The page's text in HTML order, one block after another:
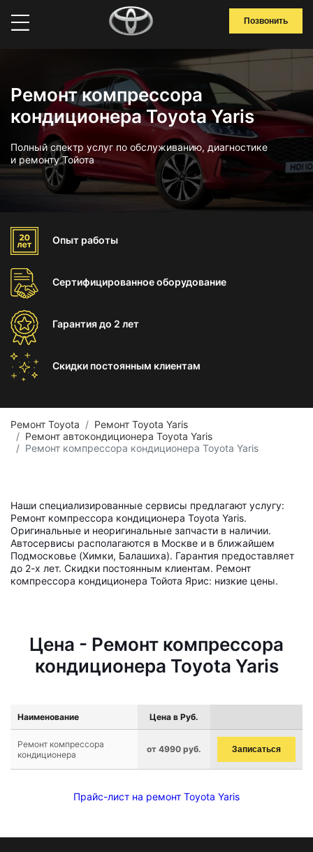
Позвонить
Ремонт компрессора
кондиционера Toyota Yaris
Полный спектр услуг по обслуживанию, диагностике
и ремонту Тойота
Опыт работы
Сертифицированноеоборудование
Гарантиядо 2 лет
Скидки постоянным клиентам
Ремонт Toyota
Ремонт Toyota Yaris
Ремонт автокондиционера Toyota Yaris
Ремонт компрессора кондиционера Toyota Yaris
Наши специализированные сервисы предлагают услугу:
Ремонт компрессора кондиционера Toyota Yaris.
Оригинальные и неоригинальные запчасти в наличии.
Автосервисы располагаются в Москве и в ближайшем
Подмосковье (Химки, Балашиха). Гарантия предоставляет
до 2-х лет. Скидки постоянным клиентам. Ремонт
компрессора кондиционера Тойота Ярис: низкие цены.
Цена - Ремонт компрессора
кондиционера Toyota Yaris
Наименование Цена в Руб.
Ремонт компрессора
кондиционера
от 4990 руб. Записаться
Прайс-лист на ремонт Toyota Yaris